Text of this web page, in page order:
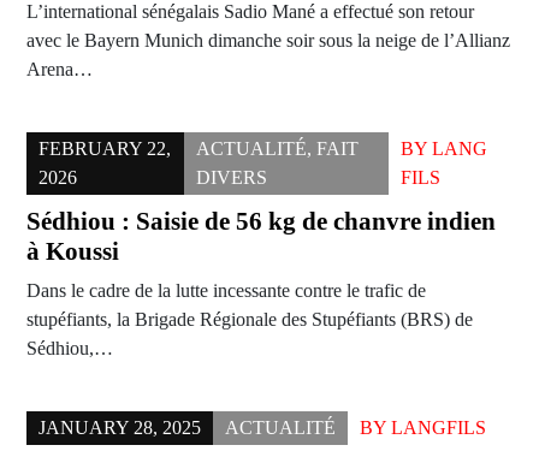
L’international sénégalais Sadio Mané a effectué son retour
avec le Bayern Munich dimanche soir sous la neige de l’Allianz
Arena…
FEBRUARY 22,
2026
ACTUALITÉ, FAIT
DIVERS
BYLANG
FILS
Sédhiou : Saisie de 56 kg de chanvre indien
à Koussi
Dans le cadre de la lutte incessante contre le trafic de
stupéfiants, la Brigade Régionale des Stupéfiants (BRS) de
Sédhiou,…
JANUARY 28, 2025 ACTUALITÉ BY LANGFILS